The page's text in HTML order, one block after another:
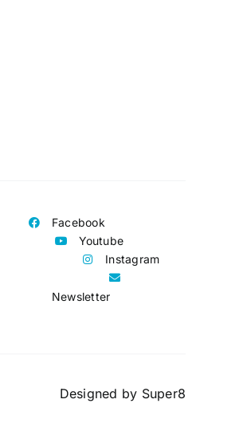
Facebook
Youtube
Instagram
Newsletter
Designed by Super8